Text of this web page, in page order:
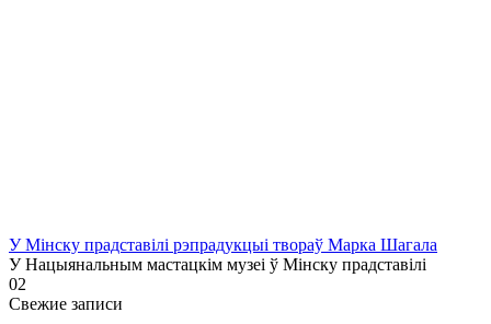
У Мінску прадставілі рэпрадукцыі твораў Марка Шагала
У Нацыянальным мастацкім музеі ў Мінску прадставілі
02
Свежие записи